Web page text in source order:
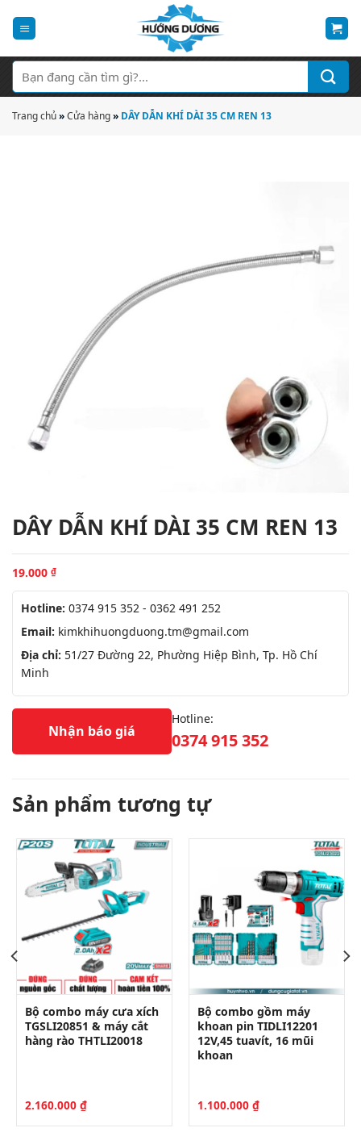
qua
dung
Tìm
kiếm:
Trang chủ»Cửa hàng» DÂY DẪN KHÍ DÀI 35 CM REN 13
DÂY DẪN KHÍ DÀI 35 CM REN 13
19.000 ₫
Hotline: 0374 915 352 - 0362 491 252
Email: kimkhihuongduong.tm@gmail.com
Địa chỉ: 51/27 Đường 22, Phường Hiệp Bình, Tp. Hồ Chí
Minh
Nhận báo giá
Hotline:
0374 915 352
Sản phẩm tương tự
Bộ combo máy cưa xích
TGSLI20851 & máy cắt
hàng rào THTLI20018
2.160.000 ₫
Bộ combo gồm máy
khoan pin TIDLI12201
12V,45 tuavít, 16 mũi
khoan
1.100.000 ₫